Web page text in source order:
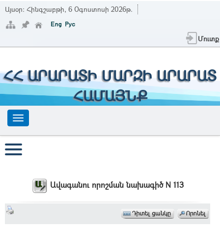
Այսօր: Հինգշաբթի, 6 Օգոստոսի 2026թ.
Մուտք
ՀՀ ԱՐԱՐԱՏԻ ՄԱՐԶԻ ԱՐԱՐԱՏ
ՀԱՄԱՅՆՔ
Ավագանու որոշման նախագիծ N 113